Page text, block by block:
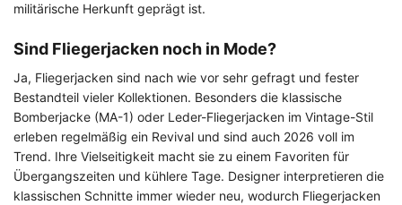
militärische Herkunft geprägt ist.
Sind Fliegerjacken noch in Mode?
Ja, Fliegerjacken sind nach wie vor sehr gefragt und fester
Bestandteil vieler Kollektionen. Besonders die klassische
Bomberjacke (MA-1) oder Leder-Fliegerjacken im Vintage-Stil
erleben regelmäßig ein Revival und sind auch 2026 voll im
Trend. Ihre Vielseitigkeit macht sie zu einem Favoriten für
Übergangszeiten und kühlere Tage. Designer interpretieren die
klassischen Schnitte immer wieder neu, wodurch Fliegerjacken